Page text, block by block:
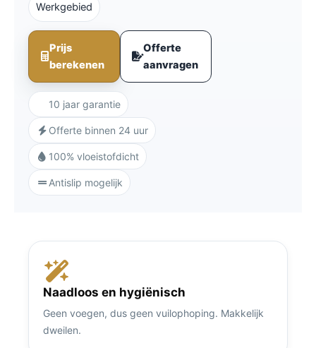
Werkgebied
Prijs
berekenen
Offerte
aanvragen
10 jaar garantie
Offerte binnen 24 uur
100% vloeistofdicht
Antislip mogelijk
Naadloos en hygiënisch
Geen voegen, dus geen vuilophoping. Makkelijk
dweilen.